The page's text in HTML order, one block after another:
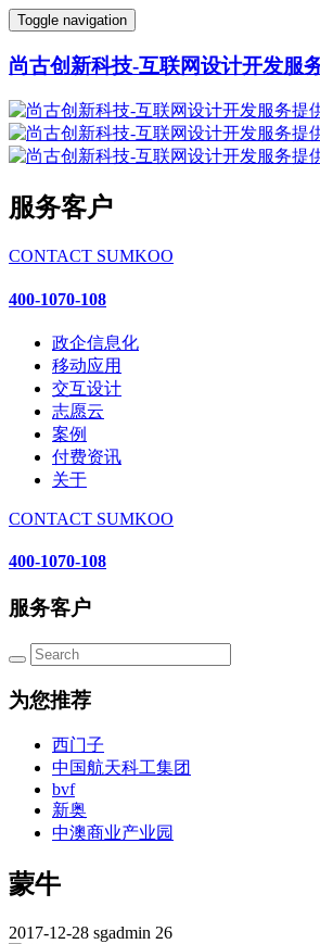
Toggle navigation
尚古创新科技-互联网设计开发服
服务客户
CONTACT SUMKOO
400-1070-108
政企信息化
移动应用
交互设计
志愿云
案例
付费资讯
关于
CONTACT SUMKOO
400-1070-108
服务客户
为您推荐
西门子
中国航天科工集团
bvf
新奥
中澳商业产业园
蒙牛
2017-12-28 sgadmin 26